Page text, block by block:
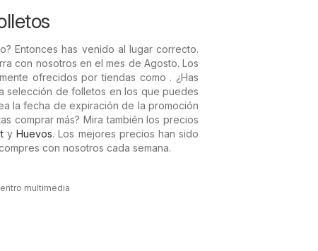
Entonces has venido al lugar correcto.
con nosotros en el mes de Agosto. Los
ofrecidos por tiendas como . ¿Has
selección de folletos en los que puedes
la fecha de expiración de la promoción
comprar más? Mira también los precios
yHuevos. Los mejores precios han sido
con nosotros cada semana.
multimedia